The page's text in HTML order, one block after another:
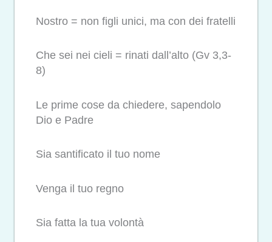
Nostro = non figli unici, ma con dei fratelli
Che sei nei cieli = rinati dall’alto (Gv 3,3-
8)
Le prime cose da chiedere, sapendolo
Dio e Padre
Sia santificato il tuo nome
Venga il tuo regno
Sia fatta la tua volontà